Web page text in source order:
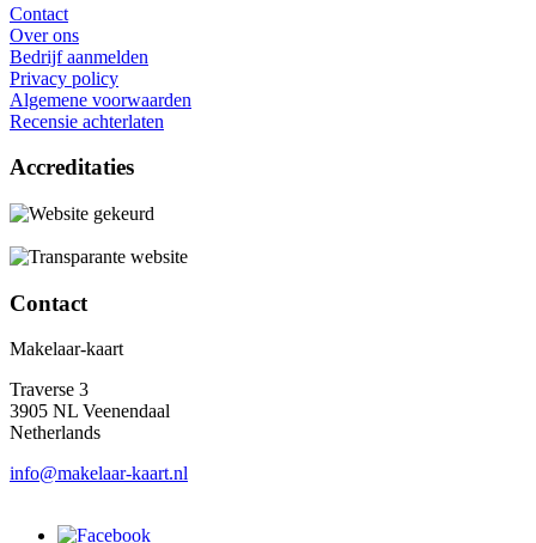
Contact
Over ons
Bedrijf aanmelden
Privacy policy
Algemene voorwaarden
Recensie achterlaten
Accreditaties
Contact
Makelaar-kaart
Traverse 3
3905 NL Veenendaal
Netherlands
info@makelaar-kaart.nl